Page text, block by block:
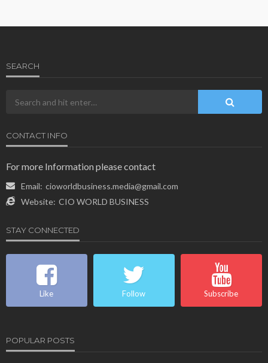
SEARCH
CONTACT INFO
For more Information please contact
Email: cioworldbusiness.media@gmail.com
Website: CIO WORLD BUSINESS
STAY CONNECTED
Like Follow Subscribe
POPULAR POSTS